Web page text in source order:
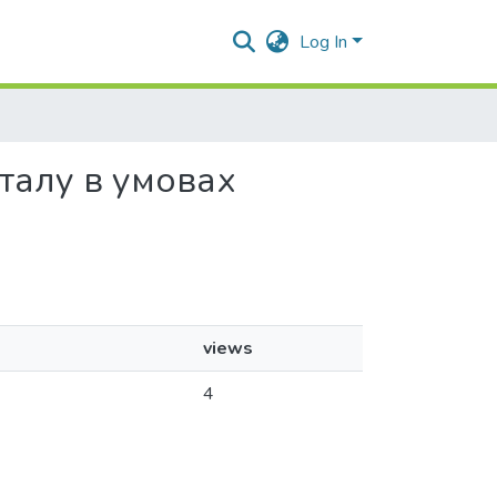
Log In
в умовах
views
4